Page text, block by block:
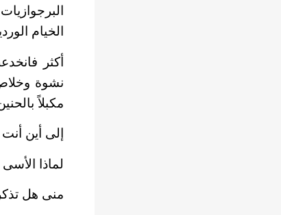
الخيام
أكثر
نشوة
مكبلاً
إلى أين
لماذا
منى هل